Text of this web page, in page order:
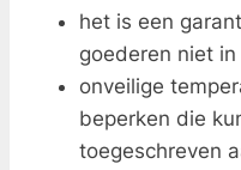
het is een
goederen niet
onveilige
beperken die
toegeschreven